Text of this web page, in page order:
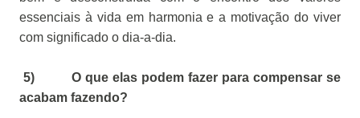
essenciais à vida em harmonia e a motivação do viver
com significado o dia-a-dia.
5) O que elas podem fazer para compensar se
acabam fazendo?